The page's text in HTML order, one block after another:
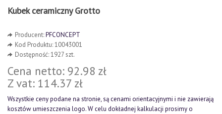
Kubek ceramiczny Grotto
Producent:PFCONCEPT
Kod Produktu: 10043001
Dostępność: 1927 szt.
Cena netto: 92.98 zł
Z vat: 114.37 zł
Wszystkie ceny podane na stronie, są cenami orientacyjnymi i nie zawierają
kosztów umieszczenia logo. W celu dokładnej kalkulacji prosimy o